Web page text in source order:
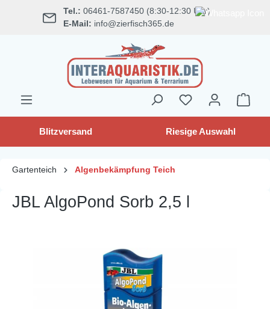
springen Tel.: 06461-7587450 (8:30-12:30 Uhr)
E-Mail: info@zierfisch365.de
Blitzversand Riesige Auswahl
Gartenteich Algenbekämpfung Teich
JBL AlgoPond Sorb 2,5 l
Bildergalerie überspringen